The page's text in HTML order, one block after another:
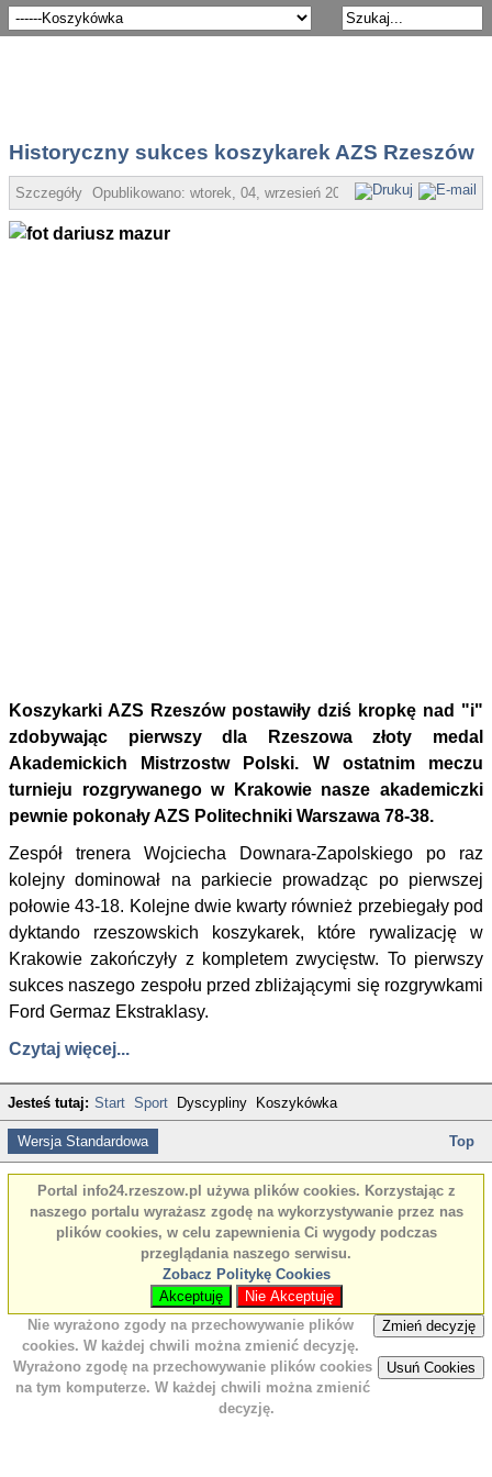
Historyczny sukces koszykarek AZS Rzeszów
Szczegóły Opublikowano: wtorek, 04, wrzesień 2012 19:34 UM
Koszykarki AZS Rzeszów postawiły dziś kropkę nad "i"
zdobywając pierwszy dla Rzeszowa złoty medal
Akademickich Mistrzostw Polski. W ostatnim meczu
turnieju rozgrywanego w Krakowie nasze akademiczki
pewnie pokonały AZS Politechniki Warszawa 78-38.
Zespół trenera Wojciecha Downara-Zapolskiego po raz
kolejny dominował na parkiecie prowadząc po pierwszej
połowie 43-18. Kolejne dwie kwarty również przebiegały pod
dyktando rzeszowskich koszykarek, które rywalizację w
Krakowie zakończyły z kompletem zwycięstw. To pierwszy
sukces naszego zespołu przed zbliżającymi się rozgrywkami
Ford Germaz Ekstraklasy.
Czytaj więcej...
Jesteś tutaj: Start Sport Dyscypliny Koszykówka
Wersja Standardowa Top
Portal info24.rzeszow.pl używa plików cookies. Korzystając z
naszego portalu wyrażasz zgodę na wykorzystywanie przez nas
plików cookies, w celu zapewnienia Ci wygody podczas
przeglądania naszego serwisu.
Zobacz Politykę Cookies
Akceptuję
Nie Akceptuję
Zmień decyzję
Nie wyrażono zgody na przechowywanie plików
cookies. W każdej chwili można zmienić decyzję.
Usuń Cookies
Wyrażono zgodę na przechowywanie plików cookies
na tym komputerze. W każdej chwili można zmienić
decyzję.